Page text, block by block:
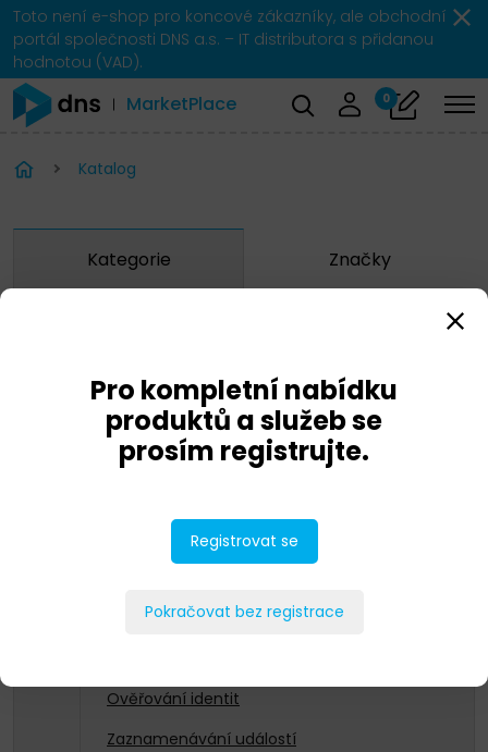
Toto není e-shop pro koncové zákazníky, ale obchodní
portál společnosti DNS a.s. – IT distributora s přidanou
hodnotou (VAD).
MarketPlace 0
Katalog
Kategorie Značky
Fortinet
a směrnice NIS2
Ověřování identit
Zaznamenávání událostí
Pro kompletní nabídku
produktů a služeb se
prosím registrujte.
Registrovat se
Pokračovat bez registrace